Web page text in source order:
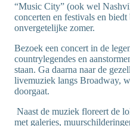
“Music City” (ook wel
concerten en festivals en biedt
onvergetelijke zomer.
Bezoek een concert in de
countrylegendes en
staan. Ga daarna naar de
livemuziek langs Broadway,
doorgaat.
Naast de muziek floreert de
met galeries,